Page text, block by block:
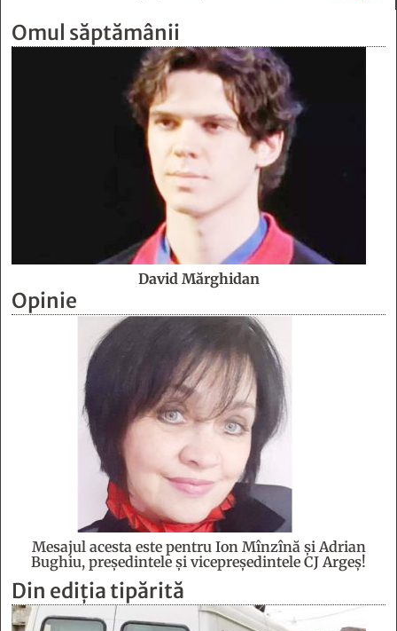
Omul săptămânii
David Mărghidan
Opinie
Mesajul acesta este pentru Ion Mînzînă şi Adrian
Bughiu, preşedintele şi vicepreşedintele CJ Argeş!
Din ediția tipărită